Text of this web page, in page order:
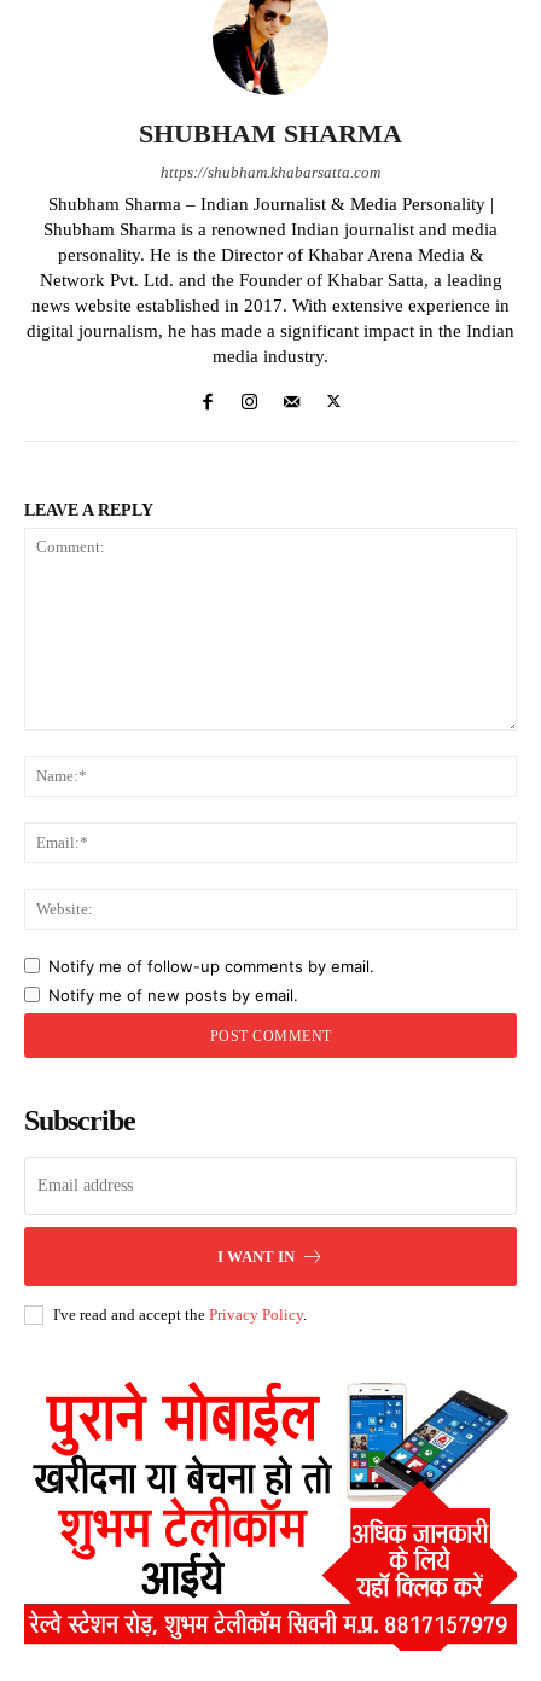
SHUBHAM SHARMA
https://shubham.khabarsatta.com
Shubham Sharma – Indian Journalist & Media Personality |
Shubham Sharma is a renowned Indian journalist and media
personality. He is the Director of Khabar Arena Media &
Network Pvt. Ltd. and the Founder of Khabar Satta, a leading
news website established in 2017. With extensive experience in
digital journalism, he has made a significant impact in the Indian
media industry.
LEAVE A REPLY
Notify me of follow-up comments by email.
Notify me of new posts by email.
Subscribe
I WANT IN
I've read and accept the Privacy Policy.